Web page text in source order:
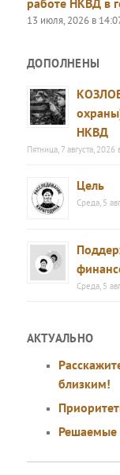
работе НКВД в
13 июля, 2026 в
ДОПОЛНЕНЫ
НКВД
Пятница, 7 августа, 2026
Цель
Среда, 5
Среда, 5
АКТУАЛЬНО
близким!
Решаемые